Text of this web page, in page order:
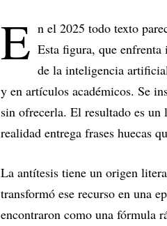
E n el 2025 todo texto
Esta figura, que
de la inteligencia
y en artículos académicos. Se
sin ofrecerla. El resultado es un
realidad entrega frases huecas
La antítesis tiene un origen
transformó ese recurso en una
encontraron como una fórmula